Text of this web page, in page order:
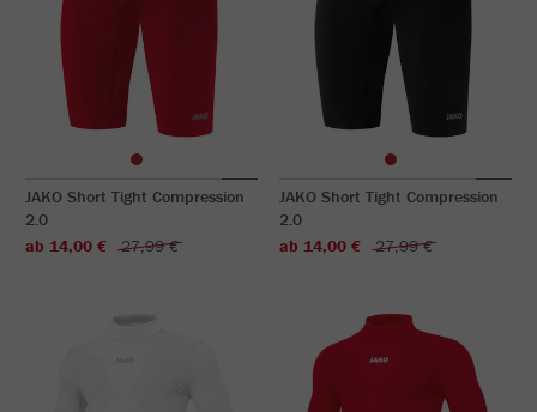
JAKO Short Tight Compression
2.0
ab 14,00 €
27,99 €
JAKO Short Tight Compression
2.0
ab 14,00 €
27,99 €